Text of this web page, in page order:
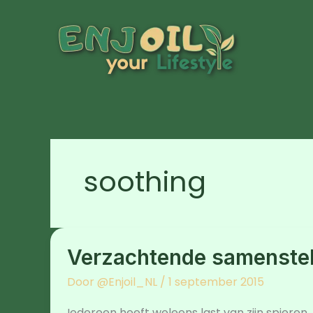
soothing
Verzachtende
Door @Enjoil_NL / 1 september 2015
/
Soothing
blend
/